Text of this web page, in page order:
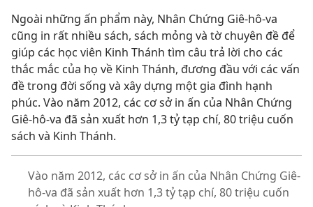
Ngoài những ấn phẩm này, Nhân Chứng Giê-hô-va
cũng in rất nhiều sách, sách mỏng và tờ chuyên đề để
giúp các học viên Kinh Thánh tìm câu trả lời cho các
thắc mắc của họ về Kinh Thánh, đương đầu với các vấn
đề trong đời sống và xây dựng một gia đình hạnh
phúc. Vào năm 2012, các cơ sở in ấn của Nhân Chứng
Giê-hô-va đã sản xuất hơn 1,3 tỷ tạp chí, 80 triệu cuốn
sách và Kinh Thánh.
Vào năm 2012, các cơ sở in ấn của Nhân Chứng Giê-
hô-va đã sản xuất hơn 1,3 tỷ tạp chí, 80 triệu cuốn